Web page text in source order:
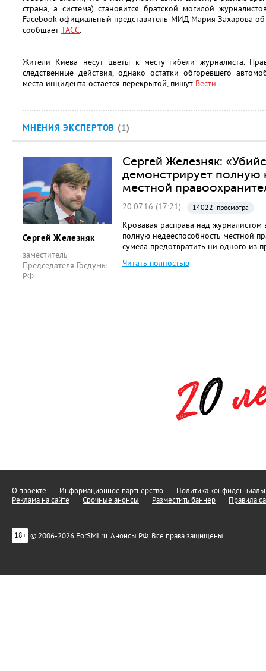
страна, а система) становится братской могилой
Facebook официальный представитель МИД Мария Захарова
сообщает ТАСС.
Жители Киева несут цветы к месту гибели журналиста.
следственные действия, однако остатки обгоревшего
места инцидента остается перекрытой, пишут Вести.
МНЕНИЯ ЭКСПЕРТОВ (1)
Сергей Железняк
заместитель
Председателя Госдумы
РФ
Сергей Железняк:
демонстрирует полную
местной
20.07.16 (17:21) 14022 просмотра
Кровавая расправа над
полную недееспособность местной
сумела предотвратить ни одного из
Читать полностью
О проекте Информационное партнерство
Политика
Реклама на сайте
Срочные анонсы Разместить баннер Правила
18+ © 2006-2026 ForSMI.ru. Анонсы.РФ. Все права защищены.